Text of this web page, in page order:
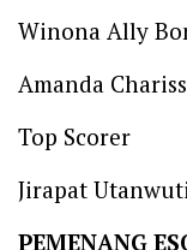
Winona Ally
Amanda
Top Scorer
Jirapat
PEMENANG